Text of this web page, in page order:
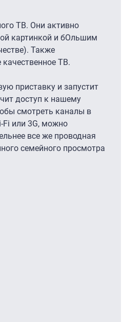
ТВ. Они активно
картинкой и бОльшим
Также
ТВ.
приставку и запустит
доступ к нашему
смотреть каналы в
Fi или 3G, можно
все же проводная
семейного просмотра